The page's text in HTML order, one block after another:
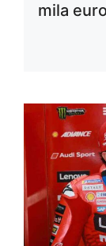
mila